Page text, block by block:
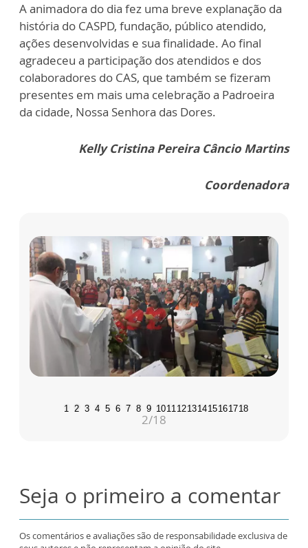
A animadora do dia fez uma breve explanação da
história do CASPD, fundação, público atendido,
ações desenvolvidas e sua finalidade. Ao final
agradeceu a participação dos atendidos e dos
colaboradores do CAS, que também se fizeram
presentes em mais uma celebração a Padroeira
da cidade, Nossa Senhora das Dores.
Kelly Cristina Pereira Câncio Martins
Coordenadora
1 2 3 4 5 6 7 8 9 1011 12131415161718
2/18
Seja o primeiro a comentar
Os comentários e avaliações são de responsabilidade exclusiva de